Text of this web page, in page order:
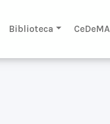
Biblioteca CeDeMA